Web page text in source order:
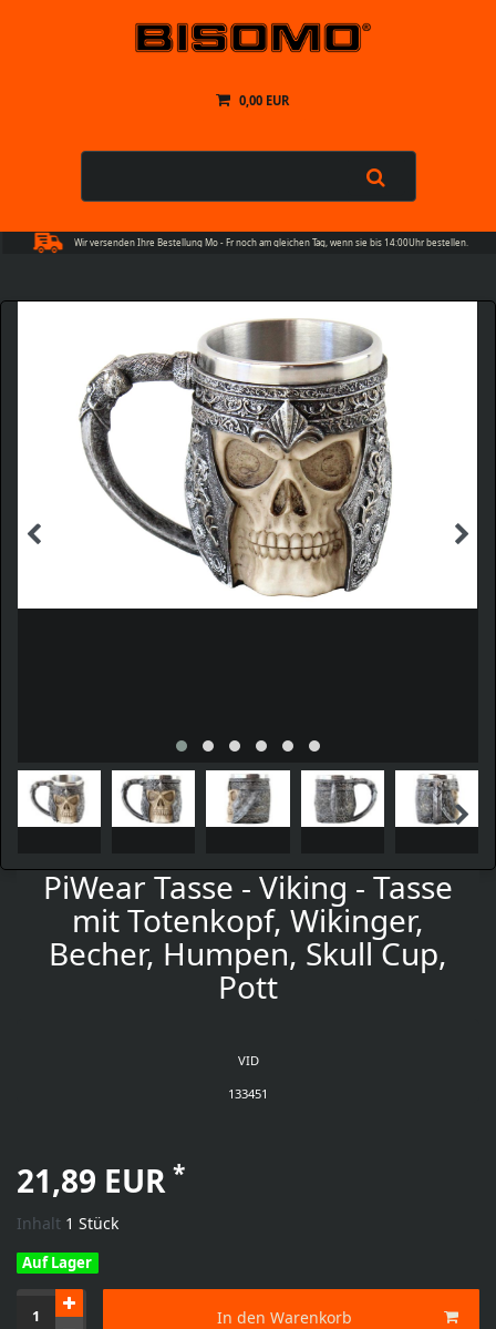
0,00 EUR
Wir versenden Ihre Bestellung Mo - Fr noch am gleichen Tag, wenn sie bis 14:00Uhr bestellen.
PiWear Tasse - Viking - Tasse
mit Totenkopf, Wikinger,
Becher, Humpen, Skull Cup,
Pott
VID
133451
21,89 EUR *
Inhalt 1 Stück
Auf Lager
In den Warenkorb